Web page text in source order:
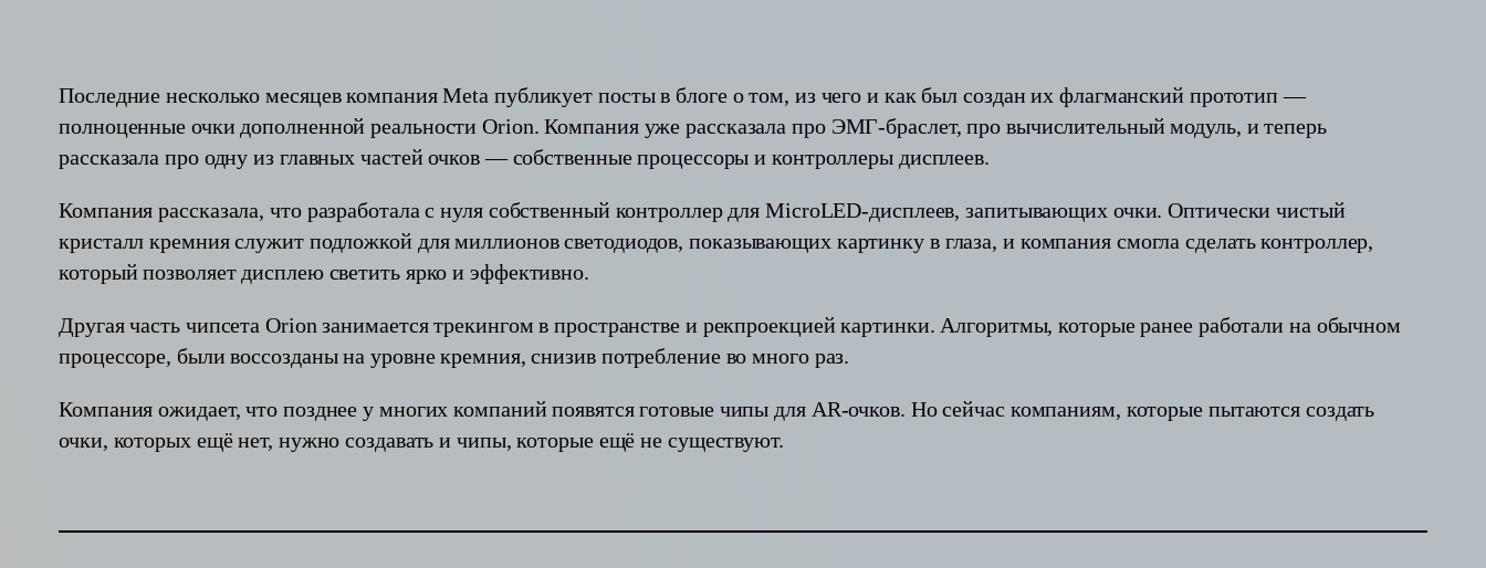
Последние несколько месяцев компания Meta публикует посты в блоге о том, из чего и как был создан их флагманский прототип —
полноценные очки дополненной реальности Orion. Компания уже рассказала про ЭМГ-браслет, про вычислительный модуль, и теперь
рассказала про одну из главных частей очков — собственные процессоры и контроллеры дисплеев.
Компания рассказала, что разработала с нуля собственный контроллер для MicroLED-дисплеев, запитывающих очки. Оптически чистый
кристалл кремния служит подложкой для миллионов светодиодов, показывающих картинку в глаза, и компания смогла сделать контроллер,
который позволяет дисплею светить ярко и эффективно.
Другая часть чипсета Orion занимается трекингом в пространстве и рекпроекцией картинки. Алгоритмы, которые ранее работали на обычном
процессоре, были воссозданы на уровне кремния, снизив потребление во много раз.
Компания ожидает, что позднее у многих компаний появятся готовые чипы для AR-очков. Но сейчас компаниям, которые пытаются создать
очки, которых ещё нет, нужно создавать и чипы, которые ещё не существуют.